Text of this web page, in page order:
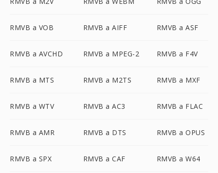
RMVB a VOB RMVB a AIFF RMVB a ASF
RMVB a AVCHD RMVB a MPEG-2 RMVB a F4V
RMVB a MTS RMVB a M2TS RMVB a MXF
RMVB a WTV RMVB a AC3 RMVB a FLAC
RMVB a AMR RMVB a DTS RMVB a OPUS
RMVB a SPX RMVB a CAF RMVB a W64